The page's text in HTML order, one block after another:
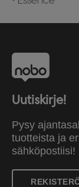
Uutiskirje!
Pysy
tuotteista ja
sähköpostiisi!